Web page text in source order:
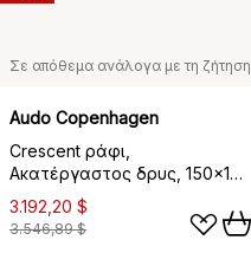
Σε απόθεμα ανάλογα με τη ζήτηση
Audo Copenhagen
Crescent ράφι,
Ακατέργαστος δρυς, 150x173
εκ.
3.192,20 $
3.546,89 $